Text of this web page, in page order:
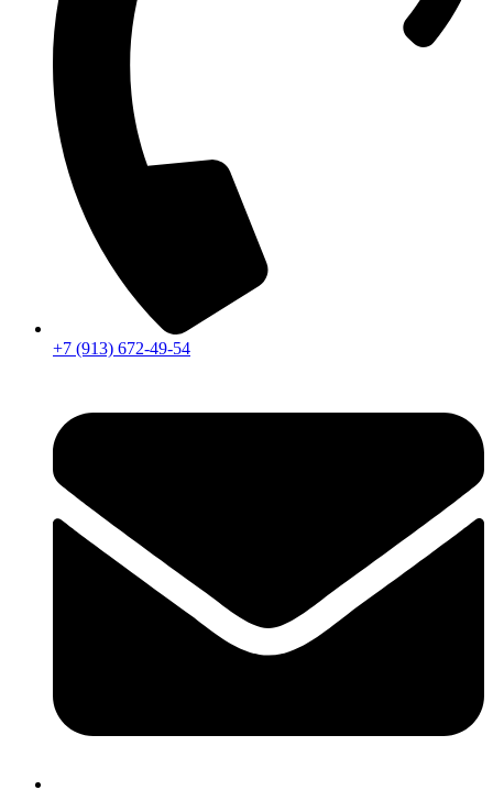
+7 (913) 672-49-54